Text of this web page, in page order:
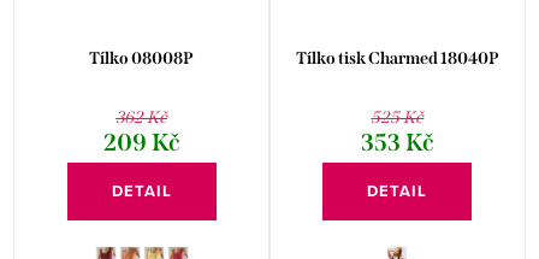
Tílko 08008P
362 Kč
209 Kč
DETAIL
Tílko tisk Charmed 18040P
525 Kč
353 Kč
DETAIL